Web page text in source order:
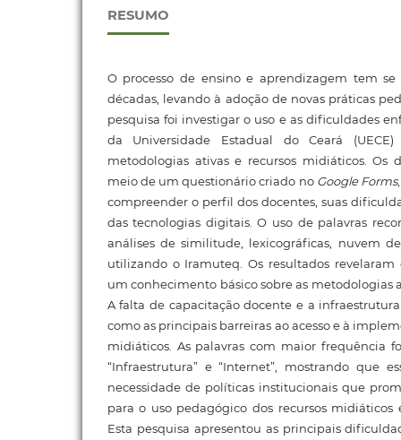
RESUMO
O processo de ensino e aprendizagem tem
décadas, levando à adoção de novas práticas
pesquisa foi investigar o uso e as dificuldades
da Universidade Estadual do Ceará
metodologias ativas e recursos midiáticos. Os
meio de um questionário criado no Google Forms
compreender o perfil dos docentes, suas
das tecnologias digitais. O uso de palavras
análises de similitude, lexicográficas, nuvem
utilizando o Iramuteq. Os resultados revelaram
um conhecimento básico sobre as metodologias
A falta de capacitação docente e a
como as principais barreiras ao acesso e à
midiáticos. As palavras com maior frequência
“Infraestrutura” e “Internet”, mostrando que
necessidade de políticas institucionais que
para o uso pedagógico dos recursos midiáticos
Esta pesquisa apresentou as principais